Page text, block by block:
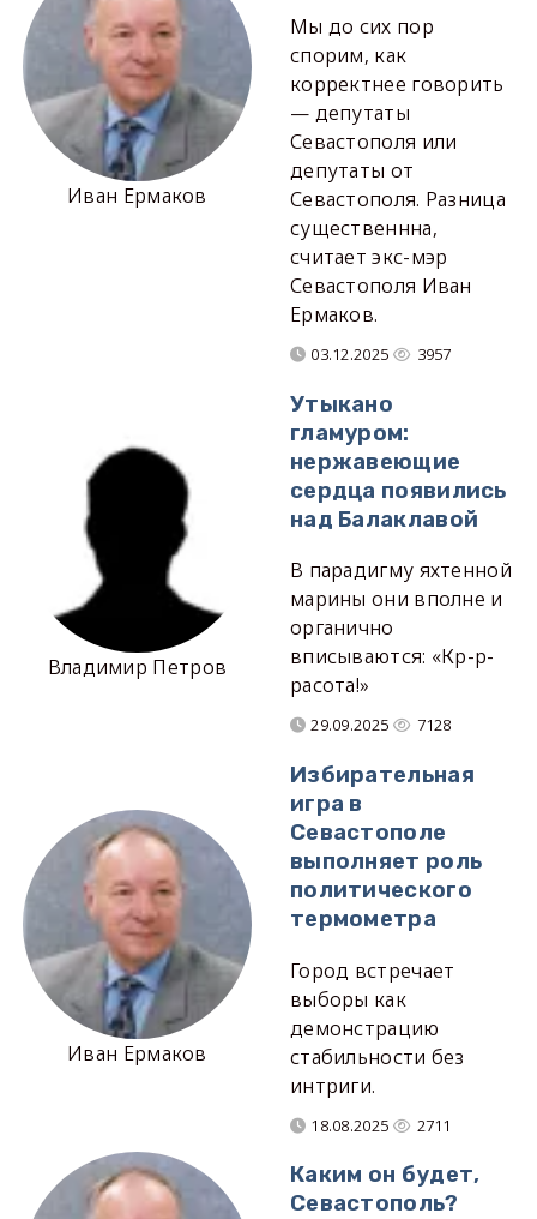
Иван Ермаков
Мы до сих пор
спорим, как
корректнее говорить
— депутаты
Севастополя или
депутаты от
Севастополя. Разница
существеннна,
считает экс-мэр
Севастополя Иван
Ермаков.
03.12.2025 3957
Владимир Петров
Утыкано
гламуром:
нержавеющие
сердца появились
над Балаклавой
В парадигму яхтенной
марины они вполне и
органично
вписываются: «Кр-р-
расота!»
29.09.2025 7128
Иван Ермаков
Избирательная
игра в
Севастополе
выполняет роль
политического
термометра
Город встречает
выборы как
демонстрацию
стабильности без
интриги.
18.08.2025 2711
Каким он будет,
Севастополь?